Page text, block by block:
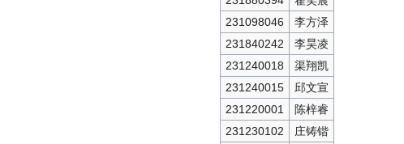
231098046
李方泽
231840242
李昊凌
231240018
渠翔凯
231240015
邱文宣
231220001
陈梓睿
231230102
庄铸锴